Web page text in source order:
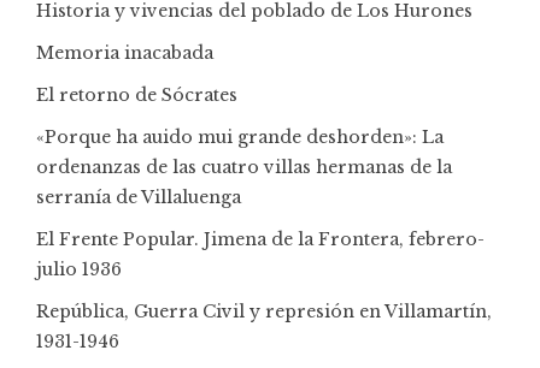
Historia y vivencias del poblado de Los Hurones
Memoria inacabada
El retorno de Sócrates
«Porque ha auido mui grande deshorden»: La
ordenanzas de las cuatro villas hermanas de la
serranía de Villaluenga
El Frente Popular. Jimena de la Frontera, febrero-
julio 1936
República, Guerra Civil y represión en Villamartín,
1931-1946